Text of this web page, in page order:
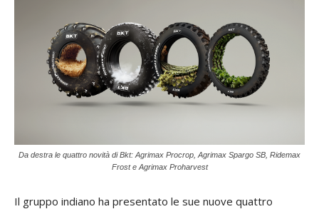
Da destra le quattro novità di Bkt: Agrimax Procrop, Agrimax Spargo SB, Ridemax
Frost e Agrimax Proharvest
Il gruppo indiano ha presentato le sue nuove quattro